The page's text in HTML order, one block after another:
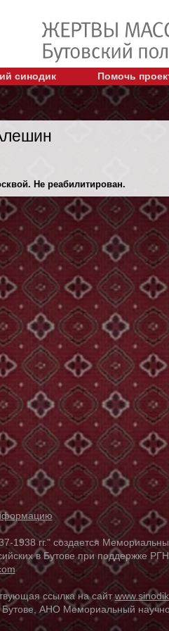
синодик Помочь
Не реабилитирован.
гг." создается
в Бутове при поддержке
ссылка на сайт
АНО Мемориальный